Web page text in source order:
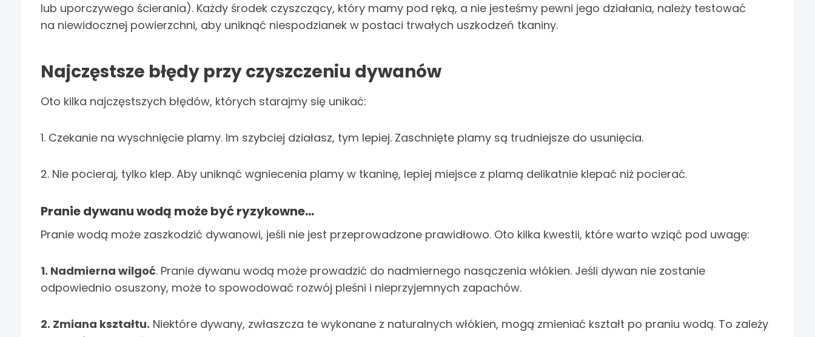
lub uporczywego ścierania). Każdy środek czyszczący, który mamy pod ręką, a nie jesteśmy pewni jego działania, należy testować
na niewidocznej powierzchni, aby uniknąć niespodzianek w postaci trwałych uszkodzeń tkaniny.
Najczęstsze błędy przy czyszczeniu dywanów
Oto kilka najczęstszych błędów, których starajmy się unikać:
1. Czekanie na wyschnięcie plamy. Im szybciej działasz, tym lepiej. Zaschnięte plamy są trudniejsze do usunięcia.
2. Nie pocieraj, tylko klep. Aby uniknąć wgniecenia plamy w tkaninę, lepiej miejsce z plamą delikatnie klepać niż pocierać.
Pranie dywanu wodą może być ryzykowne…
Pranie wodą może zaszkodzić dywanowi, jeśli nie jest przeprowadzone prawidłowo. Oto kilka kwestii, które warto wziąć pod uwagę:
1. Nadmierna wilgoć. Pranie dywanu wodą może prowadzić do nadmiernego nasączenia włókien. Jeśli dywan nie zostanie
odpowiednio osuszony, może to spowodować rozwój pleśni i nieprzyjemnych zapachów.
2. Zmiana kształtu. Niektóre dywany, zwłaszcza te wykonane z naturalnych włókien, mogą zmieniać kształt po praniu wodą. To zależy